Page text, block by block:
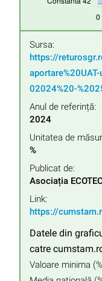
Sursa:
https://
02024%20-
Anul de referință:
2024
Unitatea de
%
Publicat de:
Asociația
Link:
https://
Datele din
catre
Valoare minima